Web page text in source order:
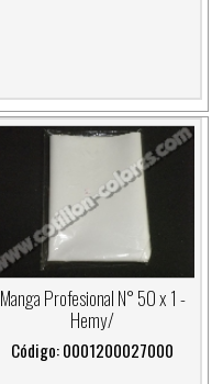
Manga Profesional N° 50 x 1 -
Hemy/
Código: 0001200027000